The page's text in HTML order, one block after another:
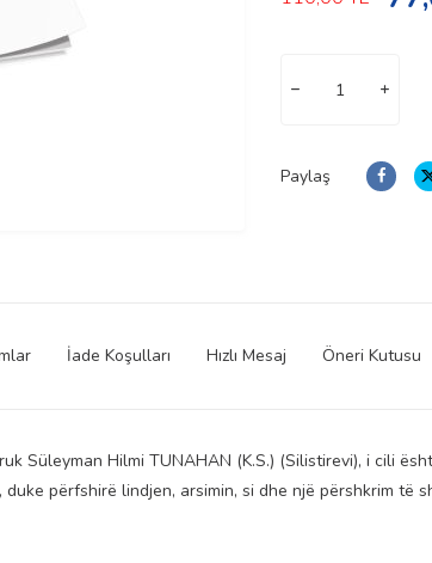
Paylaş
İade Koşulları Hızlı Mesaj Öneri Kutusu
Süleyman Hilmi TUNAHAN (K.S.) (Silistirevi), i cili
përfshirë lindjen, arsimin, si dhe një përshkrim të